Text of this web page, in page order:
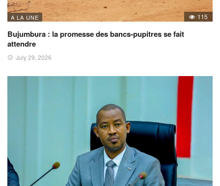
A LA UNE 115
Bujumbura : la promesse des bancs-pupitres se fait
attendre
July 29, 2026